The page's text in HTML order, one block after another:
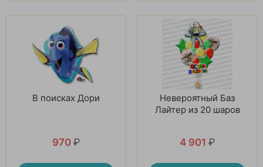
В поисках Дори
970 ₽
Невероятный Баз
Лайтер из 20 шаров
4 901 ₽